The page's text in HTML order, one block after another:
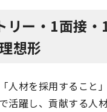
リー・1面接・
想形
人材を採用すること」
活躍し、貢献する人